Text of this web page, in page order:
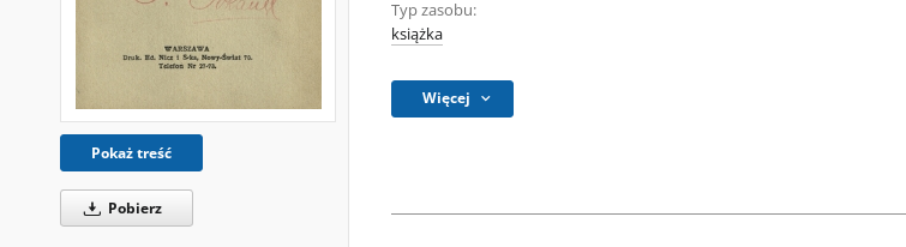
Pokaż treść
Pobierz
Typ zasobu:
książka
Więcej